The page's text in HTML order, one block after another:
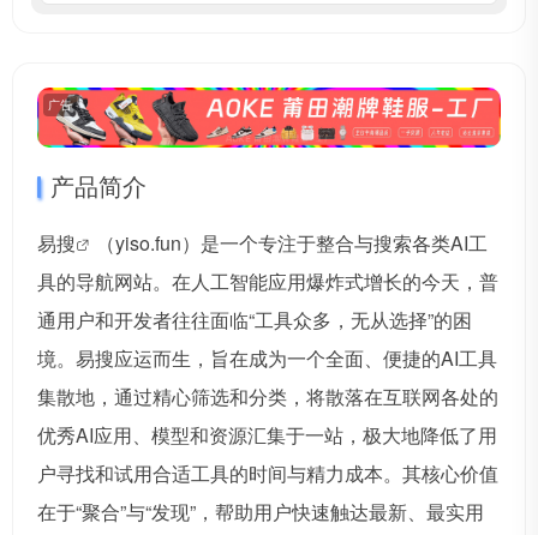
广告
产品简介
易搜
（yiso.fun）是一个专注于整合与搜索各类AI工
具的导航网站。在人工智能应用爆炸式增长的今天，普
通用户和开发者往往面临“工具众多，无从选择”的困
境。易搜应运而生，旨在成为一个全面、便捷的AI工具
集散地，通过精心筛选和分类，将散落在互联网各处的
优秀AI应用、模型和资源汇集于一站，极大地降低了用
户寻找和试用合适工具的时间与精力成本。其核心价值
在于“聚合”与“发现”，帮助用户快速触达最新、最实用